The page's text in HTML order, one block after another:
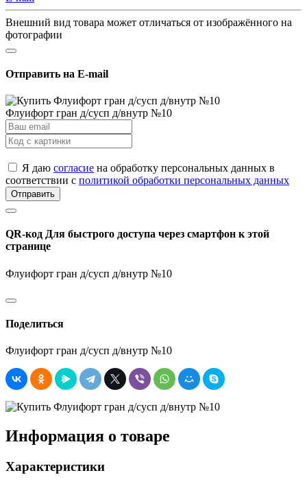
Внешний вид товара может отличаться от изображённого на
фотографии
Отправить на E-mail
Флуифорт гран д/сусп д/внутр №10
Я даю согласие на обработку персональных данных в
соответствии с политикой обработки персональных данных
Отправить
QR-код Для быстрого доступа через смартфон к этой
странице
Флуифорт гран д/сусп д/внутр №10
Поделиться
Флуифорт гран д/сусп д/внутр №10
Информация о товаре
Характеристики